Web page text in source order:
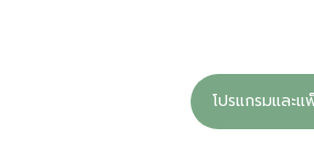
โปรแกรมและแ